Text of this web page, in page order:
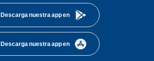
Descarga nuestra app en
Descarga nuestra app en